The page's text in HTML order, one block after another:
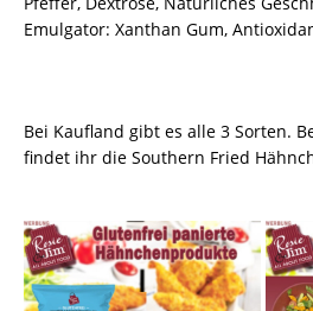
Emulgator: Xanthan Gum,
Bei Kaufland gibt es alle 3 Sorten.
findet ihr die Southern Fried